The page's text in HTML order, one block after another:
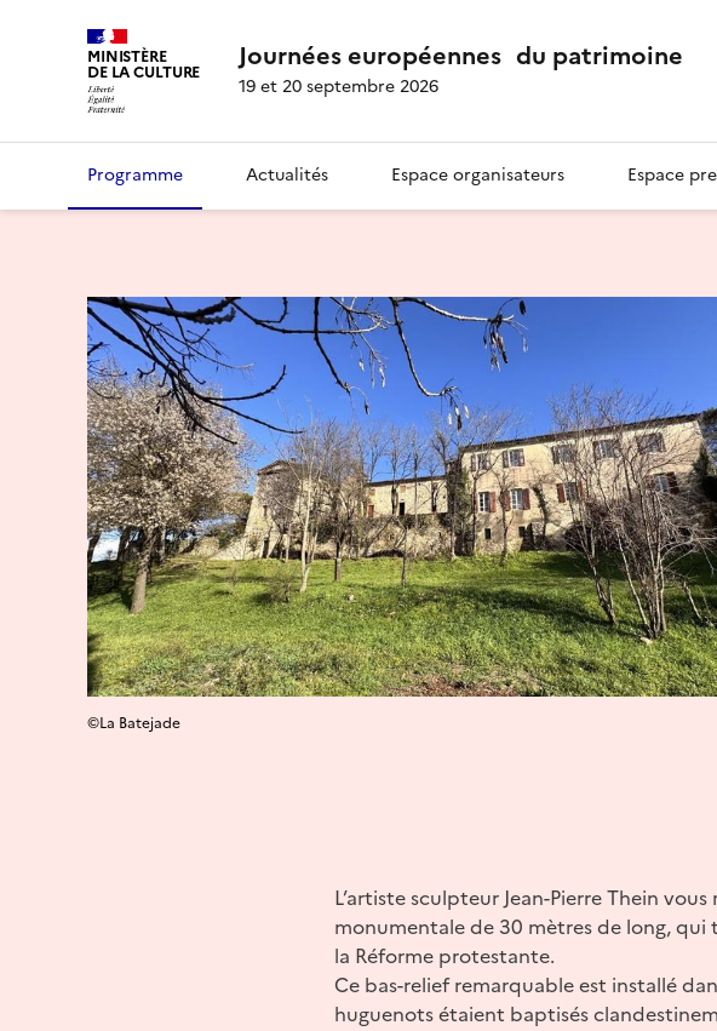
MINISTÈRE
DE LA CULTURE Journées européennes du patrimoine
19 et 20 septembre 2026
Programme Actualités Espace organisateurs Espace
©La Batejade
L’artiste sculpteur Jean-Pierre Thein
monumentale de 30 mètres de long, qui
la Réforme protestante.
Ce bas-relief remarquable est installé
huguenots étaient baptisés